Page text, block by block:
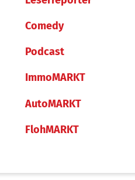
Comedy
Podcast
ImmoMARKT
AutoMARKT
FlohMARKT